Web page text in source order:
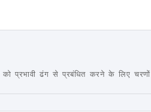
प्रभावी ढंग से प्रबंधित करने के लिए